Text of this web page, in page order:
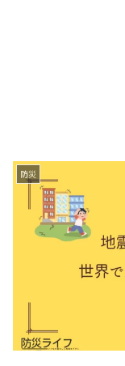
防災